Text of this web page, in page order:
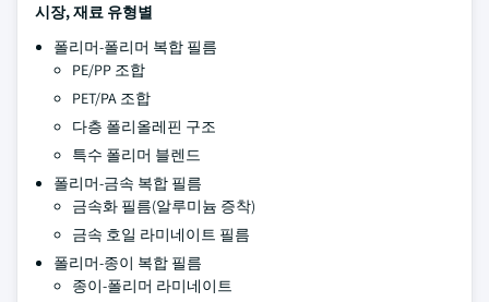
시장, 재료 유형별
폴리머-폴리머 복합 필름
PE/PP 조합
PET/PA 조합
다층 폴리올레핀 구조
특수 폴리머 블렌드
폴리머-금속 복합 필름
금속화 필름(알루미늄 증착)
금속 호일 라미네이트 필름
폴리머-종이 복합 필름
종이-폴리머 라미네이트